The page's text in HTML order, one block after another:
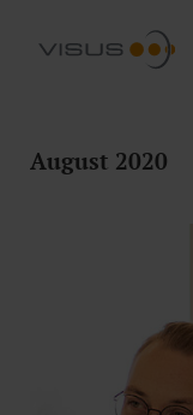
August 2020